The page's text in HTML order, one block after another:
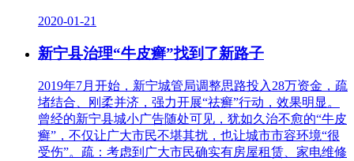
2020-01-21
新宁县治理“牛皮癣”找到了新路子
2019年7月开始，新宁城管局调整思路投入28万资金，疏
堵结合、刚柔并济，强力开展“祛癣”行动，效果明显。
曾经的新宁县城小广告随处可见，犹如久治不愈的“牛皮
癣”，不仅让广大市民不堪其扰，也让城市市容环境“很
受伤”。疏：考虑到广大市民确实有房屋租赁、家电维修